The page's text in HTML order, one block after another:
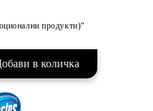
продукти)“